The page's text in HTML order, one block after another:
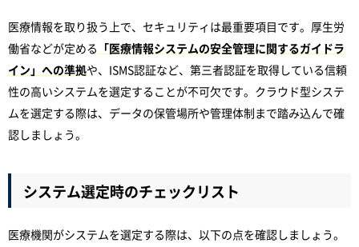
医療情報を取り扱う上で、セキュリティは最重要項目です。厚生労
働省などが定める 「医療情報システムの安全管理に関するガイドラ
イン」への準拠や、ISMS認証など、第三者認証を取得している信頼
性の高いシステムを選定することが不可欠です。クラウド型システ
ムを選定する際は、データの保管場所や管理体制まで踏み込んで確
認しましょう。
システム選定時のチェックリスト
医療機関がシステムを選定する際は、以下の点を確認しましょう。